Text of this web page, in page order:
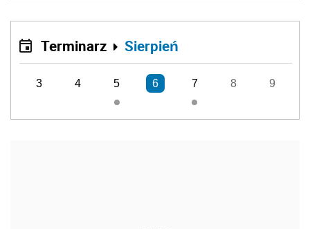
Terminarz Sierpień
3 4 5 6 7 8 9